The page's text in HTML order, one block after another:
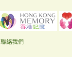
聯絡我們